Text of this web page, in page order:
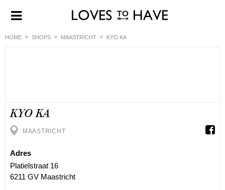
HOME SHOPS MAASTRICHT KYO KA
KYO KA
MAASTRICHT
Adres
Platielstraat 16
6211 GV Maastricht